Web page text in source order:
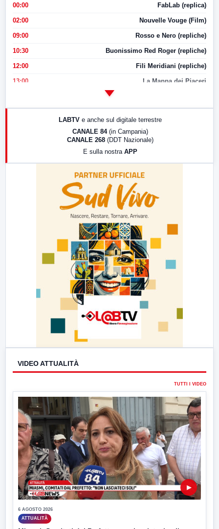
00:00 FabLab (replica)
02:00 Nouvelle Vouge (Film)
09:00 Rosso e Nero (repliche)
10:30 Buonissimo Red Roger (repliche)
12:00 Fili Meridiani (repliche)
13:00 La Mappa dei Piaceri
17:00 LabNews (replica)
LABTV e anche sul digitale terrestre
CANALE 84 (in Campania)
CANALE 268 (DDT Nazionale)
E sulla nostra APP
VIDEO ATTUALITÀ
TUTTI I VIDEO
▶
6 AGOSTO 2026
ATTUALITÀ